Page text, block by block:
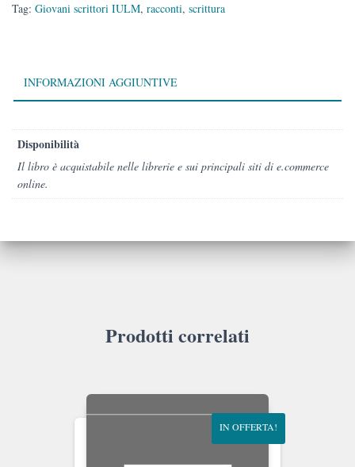
Tag: Giovani scrittori IULM, racconti, scrittura
INFORMAZIONI AGGIUNTIVE
Disponibilità
Il libro è acquistabile nelle librerie e sui principali siti di e.commerce
online.
Prodotti correlati
IN OFFERTA!